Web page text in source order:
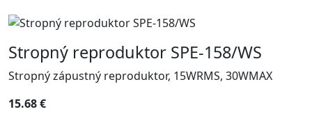
Stropný reproduktor SPE-158/WS
Stropný zápustný reproduktor, 15WRMS, 30WMAX
15.68 €